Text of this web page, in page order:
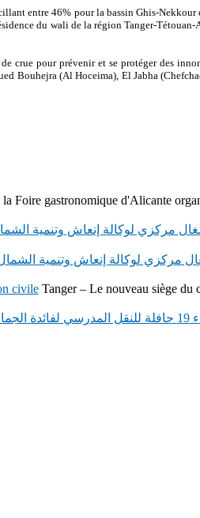
entre 46% pour la bassin Ghis-Nekkour
du wali de la région Tanger-
crue pour prévenir et se protéger des
Bouhejra (Al Hoceima), El Jabha
Foire gastronomique d'Alicante
مركزي لوكالة إنعاش وتنمية
مركزي لوكالة إنعاش وتنمية
civileTanger – Le nouveau siège du
جرسيف